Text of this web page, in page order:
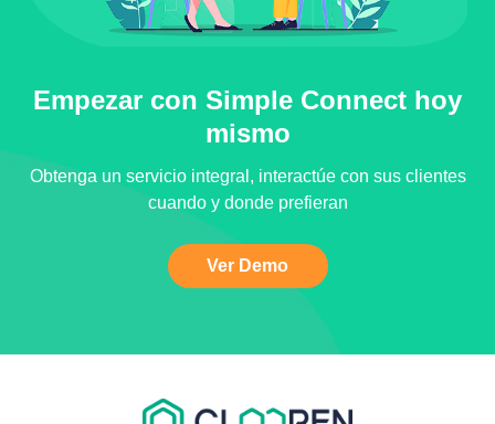
Empezar con Simple Connect hoy
mismo
Obtenga un servicio integral, interactúe con sus clientes
cuando y donde prefieran
Ver Demo